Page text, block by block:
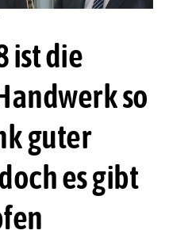
ist die
so
guter
es gibt